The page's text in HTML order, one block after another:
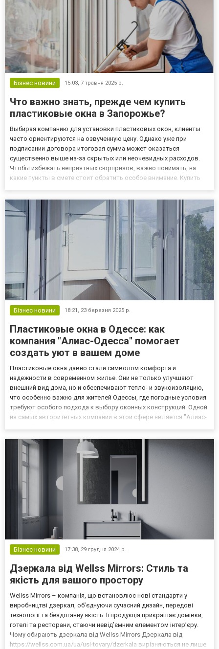
Бізнес новини 15:03, 7 травня 2025 р.
Что важно знать, прежде чем купить
пластиковые окна в Запорожье?
Выбирая компанию для установки пластиковых окон, клиенты
часто ориентируются на озвученную цену. Однако уже при
подписании договора итоговая сумма может оказаться
существенно выше из-за скрытых или неочевидных расходов.
Чтобы избежать неприятных сюрпризов, важно понимать, на
какие пункты в смете стоит обратить особое внимание. Купить
часто не афиш...
Бізнес новини 18:21, 23 березня 2025 р.
Пластиковые окна в Одессе: как
компания "Алиас-Одесса" помогает
создать уют в вашем доме
Пластиковые окна давно стали символом комфорта и
надежности в современном жилье. Они не только улучшают
внешний вид дома, но и обеспечивают тепло- и звукоизоляцию,
что особенно важно для жителей Одессы, где погодные условия
требуют особого подхода к выбору оконных конструкций. Одной
из самых авторитетных компаний в этой сфере является "Алиас-
Бізнес новини 17:38, 29 грудня 2024 р.
Дзеркала від Wellss Mirrors: Стиль та
якість для вашого простору
Wellss Mirrors – компанія, що встановлює нові стандарти у
виробництві дзеркал, об’єднуючи сучасний дизайн, передові
технології та бездоганну якість. Її продукція прикрашає домівки,
готелі та ресторани, стаючи невід’ємним елементом інтер’єру.
Чому обирають дзеркала від Wellss Mirrors Дзеркала від
https://wellss.com.ua/ua/usi-tovary/dzerkala вирізняються не лише